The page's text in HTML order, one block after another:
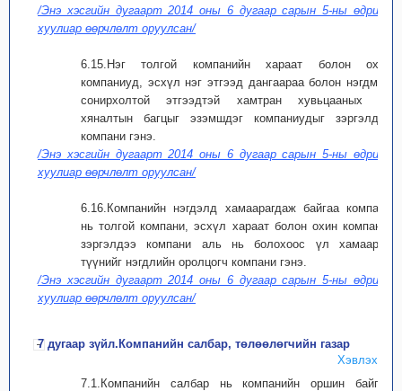
/Энэ хэсгийн дугаарт 2014 оны 6 дугаар сарын 5-ны өдрийн
хуулиар өөрчлөлт оруулсан/
6.15.Нэг толгой компанийн хараат болон охин
компаниуд, эсхүл нэг этгээд дангаараа болон нэгдмэл
сонирхолтой этгээдтэй хамтран хувьцааных нь
хяналтын багцыг эзэмшдэг компаниудыг зэргэлдээ
компани гэнэ.
/Энэ хэсгийн дугаарт 2014 оны 6 дугаар сарын 5-ны өдрийн
хуулиар өөрчлөлт оруулсан/
6.16.Компанийн нэгдэлд хамаарагдаж байгаа компани
нь толгой компани, эсхүл хараат болон охин компани,
зэргэлдээ компани аль нь болохоос үл хамааран
түүнийг нэгдлийн оролцогч компани гэнэ.
/Энэ хэсгийн дугаарт 2014 оны 6 дугаар сарын 5-ны өдрийн
хуулиар өөрчлөлт оруулсан/
7 дугаар зүйл.Компанийн салбар, төлөөлөгчийн газар
Хэвлэх
7.1.Компанийн салбар нь компанийн оршин байгаа